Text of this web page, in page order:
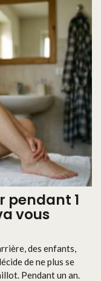
pendant 1
vous
des enfants,
de ne plus se
Pendant un an.